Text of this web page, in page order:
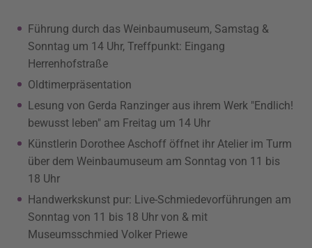
Führung durch das Weinbaumuseum, Samstag &
Sonntag um 14 Uhr, Treffpunkt: Eingang
Herrenhofstraße
Oldtimerpräsentation
Lesung von Gerda Ranzinger aus ihrem Werk "Endlich!
bewusst leben" am Freitag um 14 Uhr
Künstlerin Dorothee Aschoff öffnet ihr Atelier im Turm
über dem Weinbaumuseum am Sonntag von 11 bis
18 Uhr
Handwerkskunst pur: Live-Schmiedevorführungen am
Sonntag von 11 bis 18 Uhr von & mit
Museumsschmied Volker Priewe